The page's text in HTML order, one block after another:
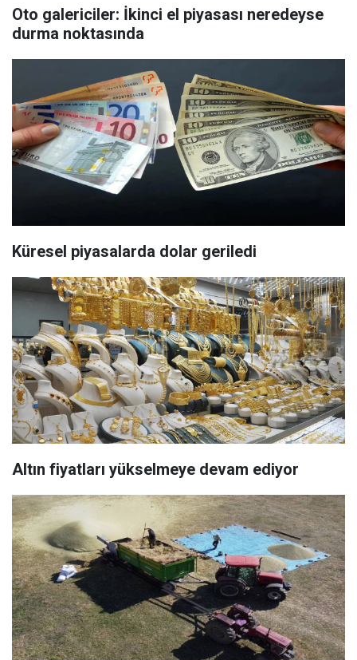
Oto galericiler: İkinci el piyasası neredeyse
durma noktasında
Küresel piyasalarda dolar geriledi
Altın fiyatları yükselmeye devam ediyor